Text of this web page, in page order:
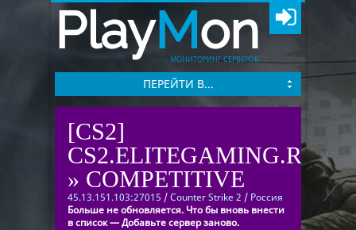
PlayMon
МОНИТОРИНГ СЕРВЕРОВ
ПЕРЕЙТИ В...
[CS2]
CS2.ELITEGAMING.RO
» COMPETITIVE
45.13.151.103:27015 /Counter Strike 2 / Россия
Больше не обновляется. Что бы вновь внести
в список — Добавьте сервер заново.